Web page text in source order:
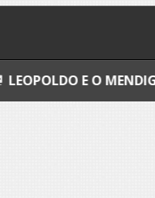
MENDIGO DIA